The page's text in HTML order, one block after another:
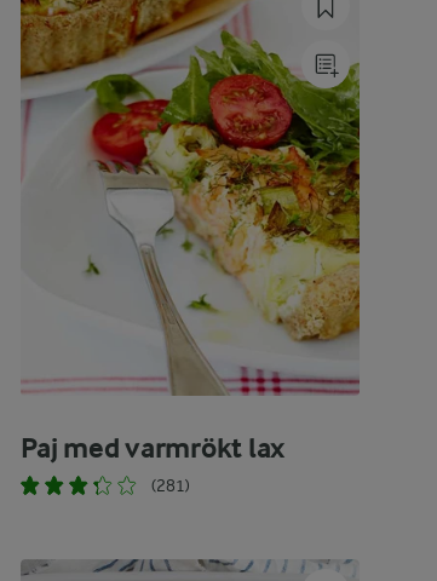
Paj med varmrökt lax
(281)